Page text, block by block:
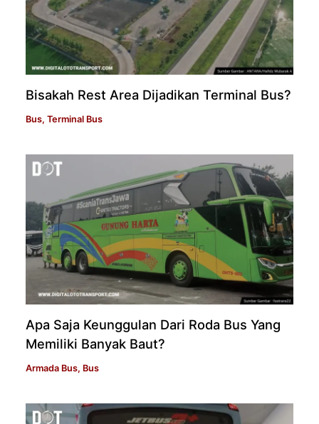
Bisakah Rest Area Dijadikan Terminal Bus?
Bus,Terminal Bus
Apa Saja Keunggulan Dari Roda Bus Yang
Memiliki Banyak Baut?
Armada Bus, Bus